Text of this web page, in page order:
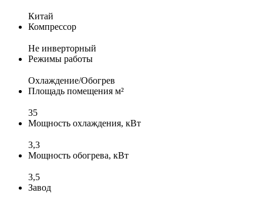
Китай
Компрессор
Не инверторный
Режимы работы
Охлаждение/Обогрев
Площадь помещения м²
35
Мощность охлаждения, кВт
3,3
Мощность обогрева, кВт
3,5
Завод